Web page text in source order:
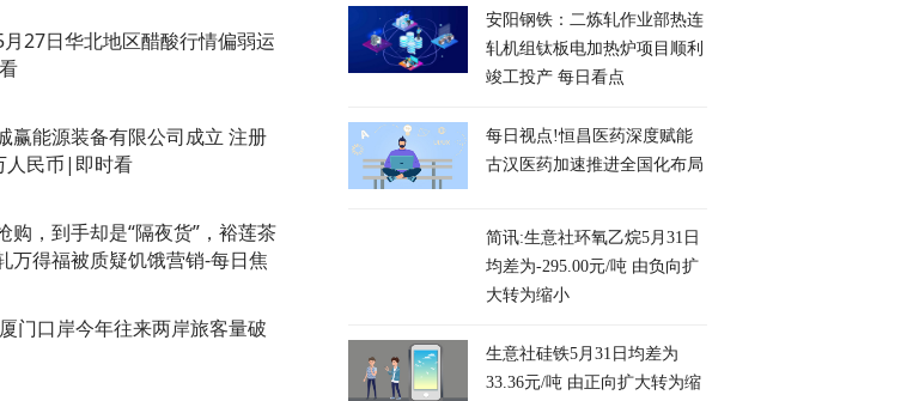
27日华北地区醋酸行情偏弱运
赢能源装备有限公司成立 注册
人民币|即时看
购，到手却是“隔夜货”，裕莲茶
万得福被质疑饥饿营销-每日焦
门口岸今年往来两岸旅客量破
安阳钢铁：二炼轧作业部热连
轧机组钛板电加热炉项目顺利
竣工投产 每日看点
每日视点!恒昌医药深度赋能
古汉医药加速推进全国化布局
简讯:生意社环氧乙烷5月31日
均差为-295.00元/吨 由负向扩
大转为缩小
生意社硅铁5月31日均差为
33.36元/吨 由正向扩大转为缩